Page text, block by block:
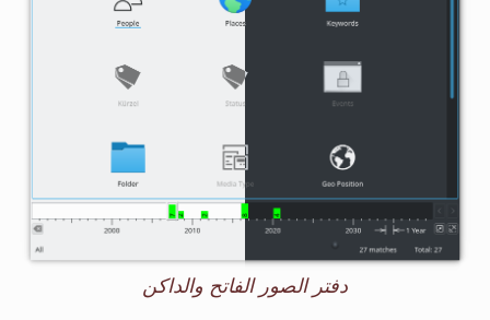
دفتر الصور الفاتح والداكن